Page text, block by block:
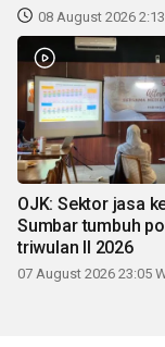
08 August 2026
OJK: Sektor jasa
Sumbar tumbuh
triwulan II 2026
07 August 2026 23:05